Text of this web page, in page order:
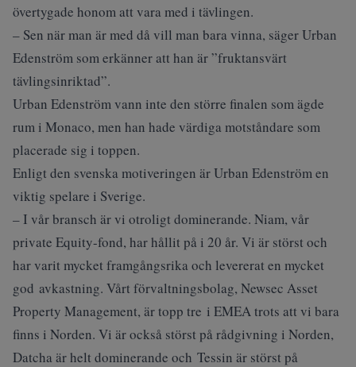
övertygade honom att vara med i tävlingen.
– Sen när man är med då vill man bara vinna, säger Urban
Edenström som erkänner att han är ”fruktansvärt
tävlingsinriktad”.
Urban Edenström vann inte den större finalen som ägde
rum i Monaco, men han hade värdiga motståndare som
placerade sig i toppen.
Enligt den svenska motiveringen är Urban Edenström en
viktig spelare i Sverige.
– I vår bransch är vi otroligt dominerande. Niam, vår
private Equity-fond, har hållit på i 20 år. Vi är störst och
har varit mycket framgångsrika och levererat en mycket
god avkastning. Vårt förvaltningsbolag, Newsec Asset
Property Management, är topp tre i EMEA trots att vi bara
finns i Norden. Vi är också störst på rådgivning i Norden,
Datcha är helt dominerande och Tessin är störst på